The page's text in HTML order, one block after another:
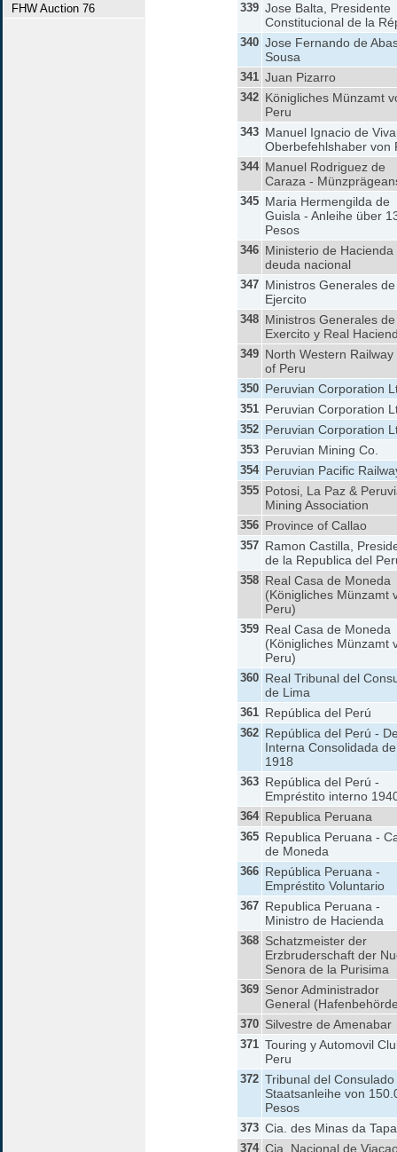
FHW Auction 76
339 Jose Balta, Presidente
Constitucional de la
340 Jose Fernando de
Sousa
341 Juan Pizarro
342 Königliches Münzamt
Peru
343 Manuel Ignacio de
Oberbefehlshaber von
344 Manuel Rodriguez de
Caraza -
345 Maria Hermengilda de
Guisla - Anleihe über
Pesos
346 Ministerio de Hacienda
deuda nacional
347 Ministros Generales de
Ejercito
348 Ministros Generales de
Exercito y Real
349 North Western Railway
of Peru
350 Peruvian Corporation
351 Peruvian Corporation
352 Peruvian Corporation
353 Peruvian Mining Co.
354 Peruvian Pacific
355 Potosi, La Paz &
Mining Association
356 Province of Callao
357 Ramon Castilla,
de la Republica del
358 Real Casa de Moneda
(Königliches Münzamt
Peru)
359 Real Casa de Moneda
(Königliches Münzamt
Peru)
360 Real Tribunal del
de Lima
361 República del Perú
362 República del Perú -
Interna Consolidada de
1918
363 República del Perú -
Empréstito interno
364 Republica Peruana
365 Republica Peruana -
de Moneda
366 República Peruana -
Empréstito Voluntario
367 Republica Peruana -
Ministro de Hacienda
368 Schatzmeister der
Erzbruderschaft der
Senora de la Purisima
369 Senor Administrador
General
370 Silvestre de Amenabar
371 Touring y Automovil
Peru
372 Tribunal del Consulado
Staatsanleihe von
Pesos
373 Cia. des Minas da
374 Cia. Nacional de